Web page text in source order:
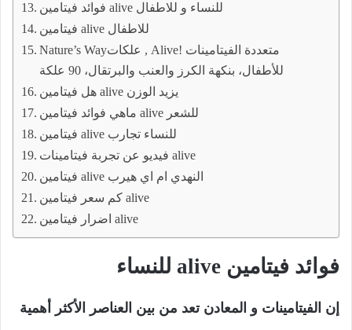
فوائد فيتامين alive للنساء و للاطفال
فيتامين alive للاطفال
Nature’s Way‏, علكات Alive! متعددة الفيتامينات
للأطفال، بنكهة الكرز والعنب والبرتقال، 90 علكة
هل فيتامين alive يزيد الوزن
ماهي فوائد فيتامين alive للشعر
فيتامين alive للنساء تجارب
فيديو عن تجربة فيتامينات alive
فيتامين alive النهدي ام اي هيرب
كم سعر فيتامين alive
اضرار فيتامين alive
فوائد فيتامين alive للنساء
إن الفيتامينات و المعادن تعد من بين العناصر الأكثر أهمية